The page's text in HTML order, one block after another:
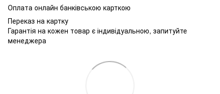
Оплата онлайн банківською карткою
Переказ на картку
Гарантія на кожен товар є індивідуальною, запитуйте
менеджера